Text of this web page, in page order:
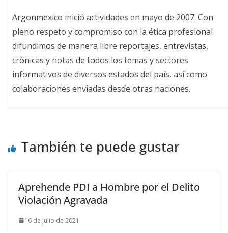
Argonmexico inició actividades en mayo de 2007. Con
pleno respeto y compromiso con la ética profesional
difundimos de manera libre reportajes, entrevistas,
crónicas y notas de todos los temas y sectores
informativos de diversos estados del país, así como
colaboraciones enviadas desde otras naciones.
También te puede gustar
Aprehende PDI a Hombre por el Delito
Violación Agravada
16 de julio de 2021